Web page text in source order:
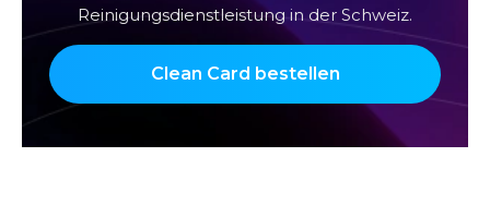
Reinigungsdienstleistung in der Schweiz.
Clean Card bestellen